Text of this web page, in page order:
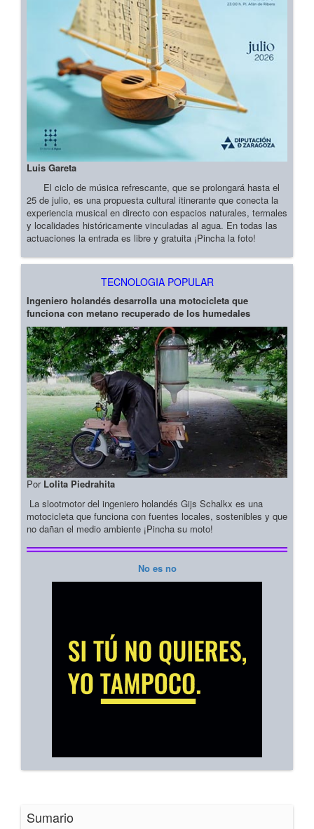
Luis Gareta
El ciclo de música refrescante, que se prolongará hasta el
25 de julio, es una propuesta cultural itinerante que conecta la
experiencia musical en directo con espacios naturales, termales
y localidades históricamente vinculadas al agua. En todas las
actuaciones la entrada es libre y gratuita ¡Pincha la foto!
TECNOLOGIA POPULAR
Ingeniero holandés desarrolla una motocicleta que
funciona con metano recuperado de los humedales
Por Lolita Piedrahita
La slootmotor del ingeniero holandés Gijs Schalkx es una
motocicleta que funciona con fuentes locales, sostenibles y que
no dañan el medio ambiente ¡Pincha su moto!
No es no
Sumario